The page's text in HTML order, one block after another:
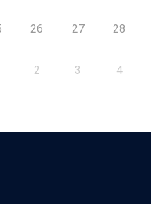
26 27 28
2 3 4